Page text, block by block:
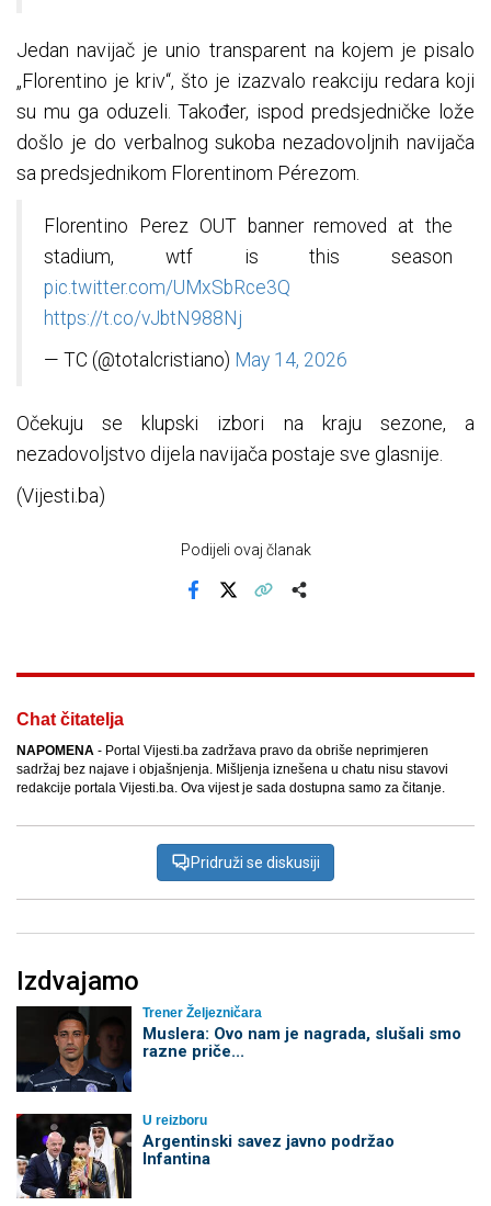
Jedan navijač je unio transparent na kojem je pisalo
„Florentino je kriv“, što je izazvalo reakciju redara koji
su mu ga oduzeli. Također, ispod predsjedničke lože
došlo je do verbalnog sukoba nezadovoljnih navijača
sa predsjednikom Florentinom Pérezom.
Florentino Perez OUT banner removed at the
stadium, wtf is this season
pic.twitter.com/UMxSbRce3Q
https://t.co/vJbtN988Nj
— TC (@totalcristiano) May 14, 2026
Očekuju se klupski izbori na kraju sezone, a
nezadovoljstvo dijela navijača postaje sve glasnije.
(Vijesti.ba)
Podijeli ovaj članak
Chat čitatelja
NAPOMENA - Portal Vijesti.ba zadržava pravo da obriše neprimjeren
sadržaj bez najave i objašnjenja. Mišljenja iznešena u chatu nisu stavovi
redakcije portala Vijesti.ba. Ova vijest je sada dostupna samo za čitanje.
Pridruži se diskusiji
Izdvajamo
Trener Željezničara
Muslera: Ovo nam je nagrada, slušali smo
razne priče...
U reizboru
Argentinski savez javno podržao
Infantina